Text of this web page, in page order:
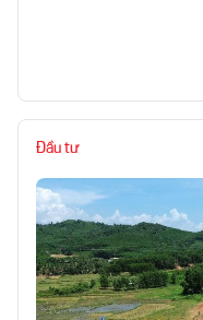
Đầu tư